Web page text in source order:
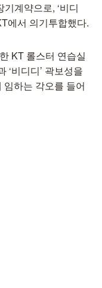
기계약으로, ‘비디
에서 의기투합했다.
KT 롤스터 연습실
‘비디디’ 곽보성을
하는 각오를 들어